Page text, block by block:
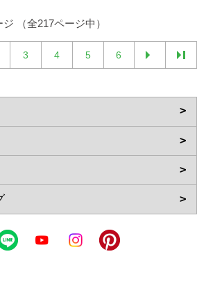
ジ （全217ページ中）
3 4 5 6